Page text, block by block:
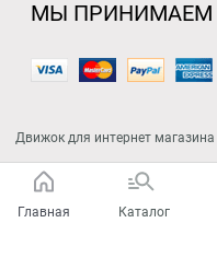
МЫ ПРИНИМАЕМ
Движок для интернет магазина
Главная Каталог